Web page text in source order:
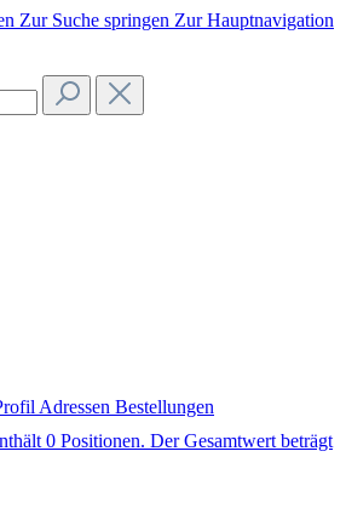
Zur Suche springen Zur Hauptnavigation
Adressen Bestellungen
0 Positionen. Der Gesamtwert beträgt